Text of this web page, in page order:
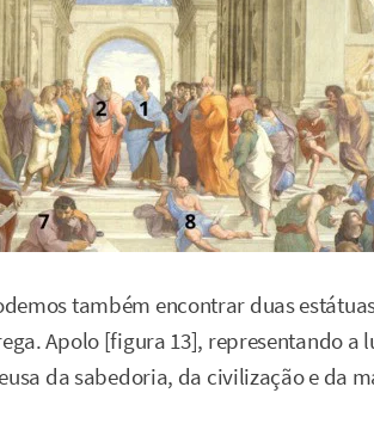
também encontrar duas
Apolo [figura 13], representando a
da sabedoria, da civilização e da